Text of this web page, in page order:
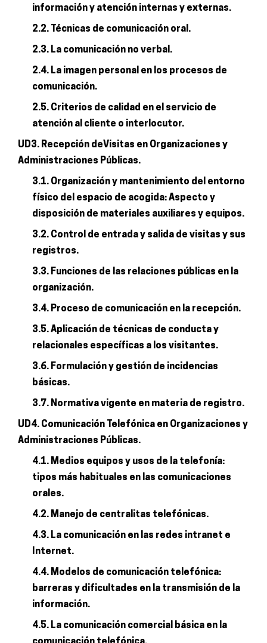
información y atención internas y externas.
2.2. Técnicas de comunicación oral.
2.3. La comunicación no verbal.
2.4. La imagen personal en los procesos de
comunicación.
2.5. Criterios de calidad en el servicio de
atención al cliente o interlocutor.
UD3. Recepción deVisitas en Organizaciones y
Administraciones Públicas.
3.1. Organización y mantenimiento del entorno
físico del espacio de acogida: Aspecto y
disposición de materiales auxiliares y equipos.
3.2. Control de entrada y salida de visitas y sus
registros.
3.3. Funciones de las relaciones públicas en la
organización.
3.4. Proceso de comunicación en la recepción.
3.5. Aplicación de técnicas de conducta y
relacionales específicas a los visitantes.
3.6. Formulación y gestión de incidencias
básicas.
3.7. Normativa vigente en materia de registro.
UD4. Comunicación Telefónica en Organizaciones y
Administraciones Públicas.
4.1. Medios equipos y usos de la telefonía:
tipos más habituales en las comunicaciones
orales.
4.2. Manejo de centralitas telefónicas.
4.3. La comunicación en las redes intranet e
Internet.
4.4. Modelos de comunicación telefónica:
barreras y dificultades en la transmisión de la
información.
4.5. La comunicación comercial básica en la